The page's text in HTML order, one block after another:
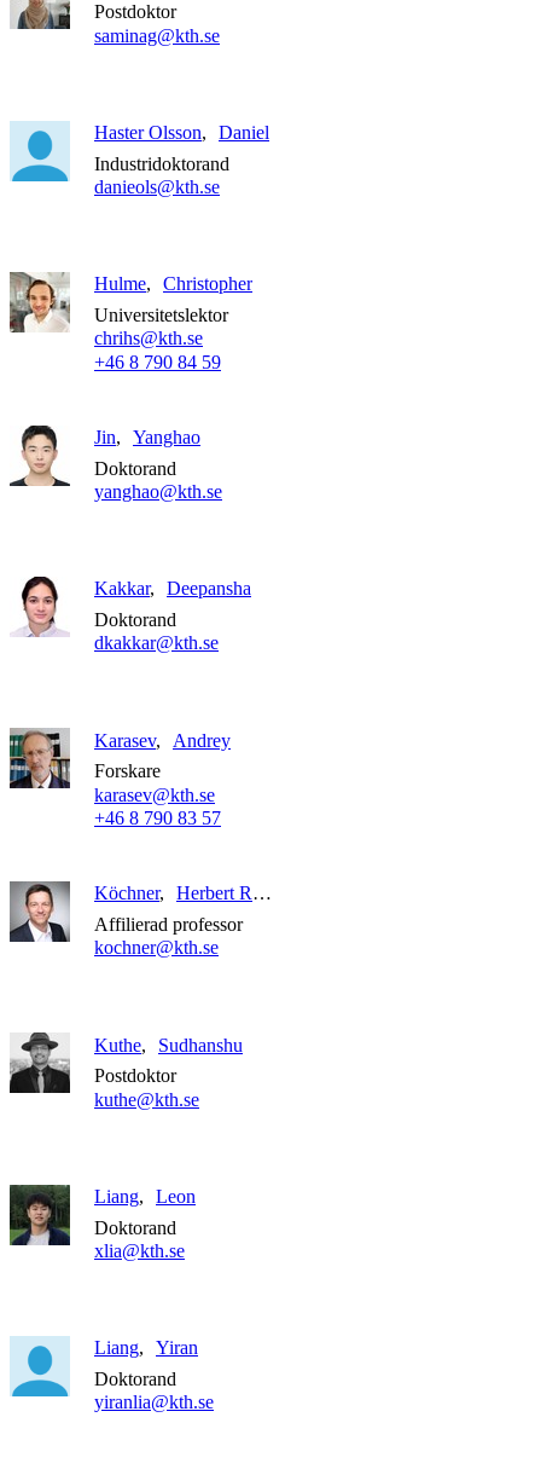
Postdoktor
saminag@kth.se
Haster Olsson
Daniel
Industridoktorand
danieols@kth.se
Hulme
Christopher
Universitetslektor
chrihs@kth.se
+46 8 790 84 59
Jin
Yanghao
Doktorand
yanghao@kth.se
Kakkar
Deepansha
Doktorand
dkakkar@kth.se
Karasev
Andrey
Forskare
karasev@kth.se
+46 8 790 83 57
Köchner
Herbert Rüdiger
Affilierad professor
kochner@kth.se
Kuthe
Sudhanshu
Postdoktor
kuthe@kth.se
Liang
Leon
Doktorand
xlia@kth.se
Liang
Yiran
Doktorand
yiranlia@kth.se